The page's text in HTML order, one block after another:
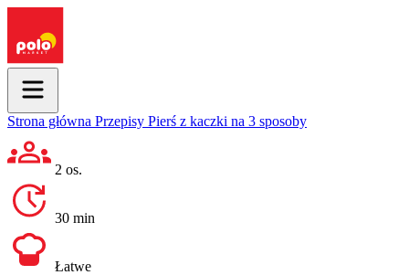
Strona główna Przepisy Pierś z kaczki na 3 sposoby
2 os.
30 min
Łatwe